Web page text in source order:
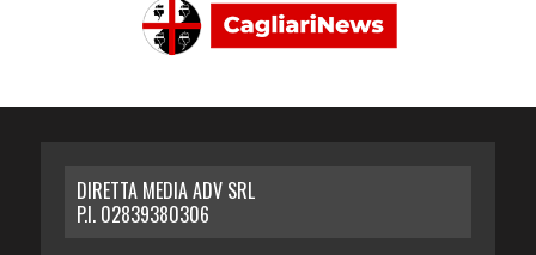
DIRETTA MEDIA ADV SRL
P.I. 02839380306